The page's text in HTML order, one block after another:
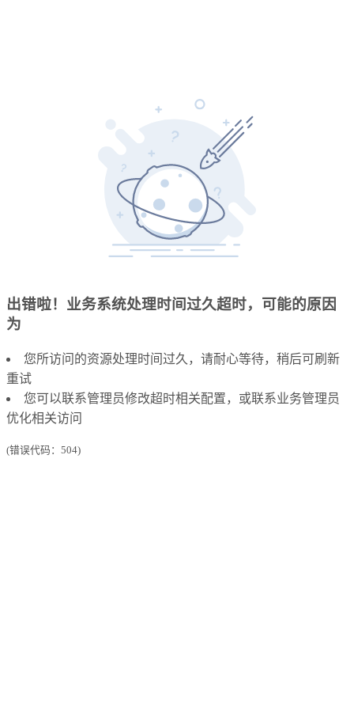
出错啦！业务系统处理时间过久超时，可能的原因
为
您所访问的资源处理时间过久，请耐心等待，稍后可刷新
重试
您可以联系管理员修改超时相关配置，或联系业务管理员
优化相关访问
(错误代码：504)